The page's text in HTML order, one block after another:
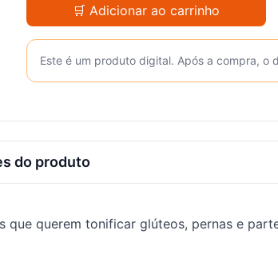
🛒 Adicionar ao carrinho
Este é um produto digital. Após a compra, o
do produto
querem tonificar glúteos, pernas e